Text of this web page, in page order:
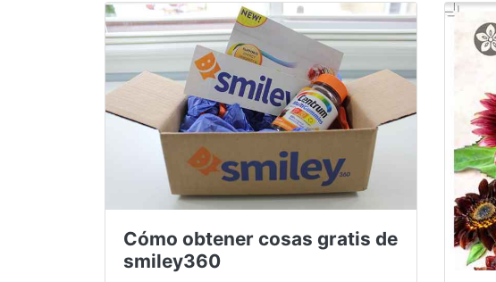
Cómo obtener cosas gratis de
smiley360